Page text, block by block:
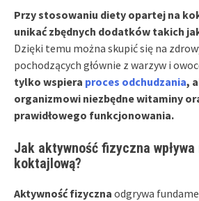
Przy stosowaniu diety opartej na
unikać zbędnych dodatków takich
Dzięki temu można skupić się na
pochodzących głównie z warzyw i
tylko wspiera proces odchudzania,
organizmowi niezbędne witaminy
prawidłowego funkcjonowania.
Jak aktywność fizyczna
koktajlową?
Aktywność fizyczna odgrywa